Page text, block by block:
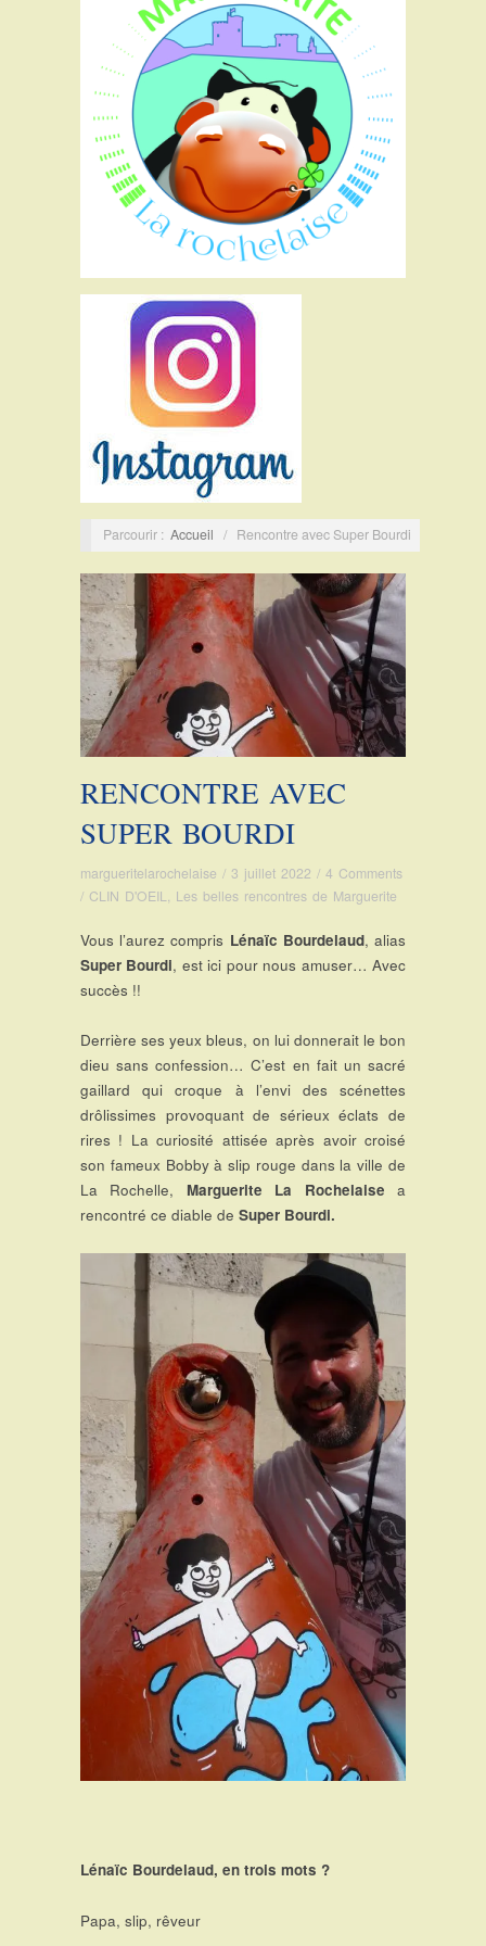
Parcourir : Accueil / Rencontre avec Super Bourdi
RENCONTRE AVEC
SUPER BOURDI
margueritelarochelaise / 3 juillet 2022 / 4 Comments
/ CLIN D'OEIL, Les belles rencontres de Marguerite
Vous l’aurez compris Lénaïc Bourdelaud, alias
Super Bourdi, est ici pour nous amuser… Avec
succès !!
Derrière ses yeux bleus, on lui donnerait le bon
dieu sans confession… C’est en fait un sacré
gaillard qui croque à l’envi des scénettes
drôlissimes provoquant de sérieux éclats de
rires ! La curiosité attisée après avoir croisé
son fameux Bobby à slip rouge dans la ville de
La Rochelle, Marguerite La Rochelaise a
rencontré ce diable de Super Bourdi.
Lénaïc Bourdelaud, en trois mots ?
Papa, slip, rêveur